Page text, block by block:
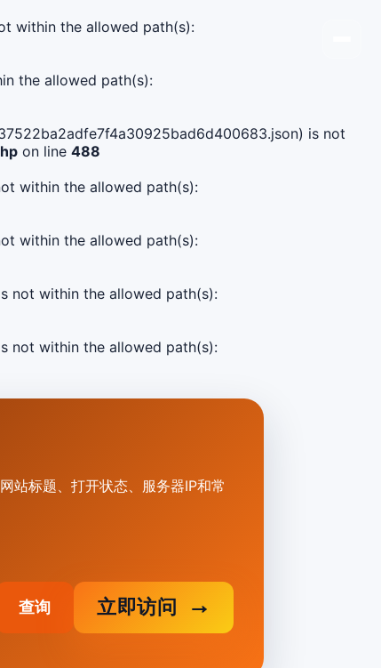
within the allowed path(s):
the allowed path(s):
is not
on line 488
within the allowed path(s):
within the allowed path(s):
not within the allowed path(s):
not within the allowed path(s):
站标题、打开状态、服务器IP和常
查询 立即访问